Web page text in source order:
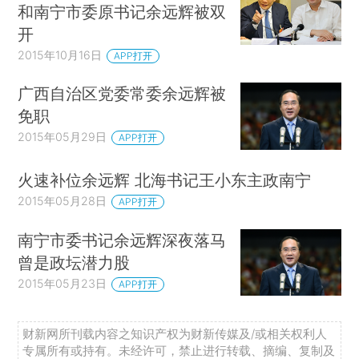
和南宁市委原书记余远辉被双
开
2015年10月16日 APP打开
广西自治区党委常委余远辉被
免职
2015年05月29日 APP打开
火速补位余远辉 北海书记王小东主政南宁
2015年05月28日 APP打开
南宁市委书记余远辉深夜落马
曾是政坛潜力股
2015年05月23日 APP打开
财新网所刊载内容之知识产权为财新传媒及/或相关权利人
专属所有或持有。未经许可，禁止进行转载、摘编、复制及